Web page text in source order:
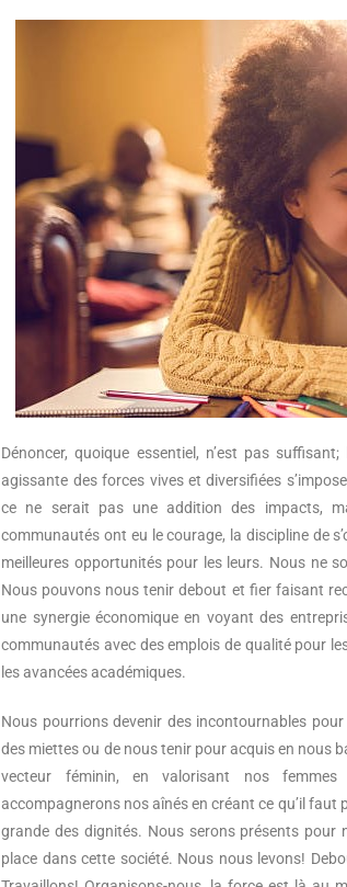
Dénoncer, quoique essentiel, n’est pas
agissante des forces vives et diversifiées
ce ne serait pas une addition des impacts,
communautés ont eu le courage, la discipline de
meilleures opportunités pour les leurs. Nous ne
Nous pouvons nous tenir debout et fier faisant
une synergie économique en voyant des
communautés avec des emplois de qualité pour
les avancées académiques.
Nous pourrions devenir des incontournables
des miettes ou de nous tenir pour acquis en nous
vecteur féminin, en valorisant nos femmes
accompagnerons nos aînés en créant ce qu’il faut
grande des dignités. Nous serons présents
place dans cette société. Nous nous levons!